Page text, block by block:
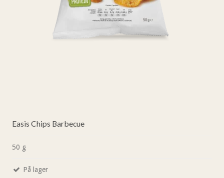
Easis Chips Barbecue
50 g
På lager